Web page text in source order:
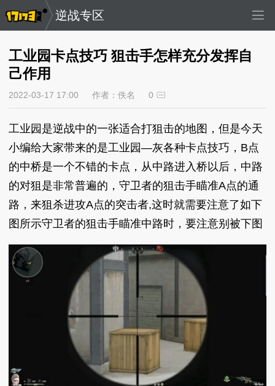
逆战专区
工业园卡点技巧 狙击手怎样充分发挥自
己作用
2022-03-17 17:00 作者：佚名 0
工业园是逆战中的一张适合打狙击的地图，但是今天
小编给大家带来的是工业园—灰各种卡点技巧，B点
的中桥是一个不错的卡点，从中路进入桥以后，中路
的对狙是非常普遍的，守卫者的狙击手瞄准A点的通
路，来狙杀进攻A点的突击者,这时就需要注意了如下
图所示守卫者的狙击手瞄准中路时，要注意别被下图